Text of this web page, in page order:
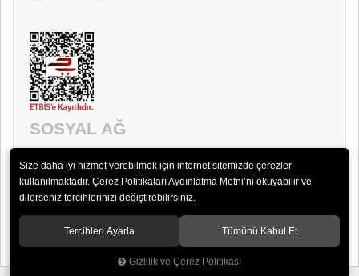
SOSYAL AĞ
© 2018 Timpani Ses ve Görüntü Sistemleri San. ve Tic. Ltd. Şti.
Size daha iyi hizmet verebilmek için internet sitemizde çerezler
kullanılmaktadır. Çerez Politikaları Aydınlatma Metni’ni okuyabilir ve
dilerseniz tercihlerinizi değiştirebilirsiniz.
Tercihleri Ayarla Tümünü Kabul Et
Gizlilik ve Çerez Politikası